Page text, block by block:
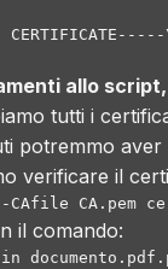
allo
tutti i
potremmo
verificare il
CA.pem
il comando: